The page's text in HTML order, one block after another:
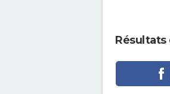
Résultats